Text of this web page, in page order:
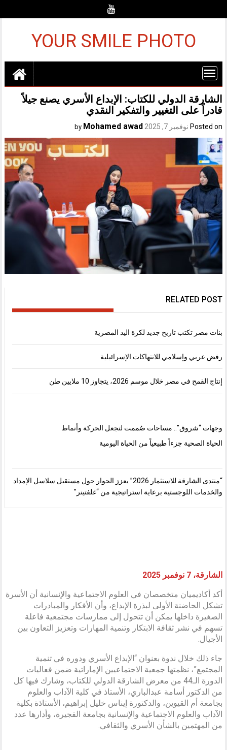
YOUR SMILE PHOTO
الشارقة الدولي للكتاب: الإبداع الأسري يصنع جيلاً
قادراً على التغيير والتفكير النقدي
Posted on نوفمبر 7, 2025 Mohamed awad
RELATED POST
بنات مصر تكتب تاريخ جديد لكرة اليد المصرية
رفض عربي وإسلامي للانتهاكات الإسرائيلية
إنتاج القمح في مصر خلال موسم 2026، يتجاوز 10 ملايين طن
وجهات “شروق”.. مساحات صُممت لتجعل الحركة وأنماط
الحياة الصحية جزءاً طبيعياً من الحياة اليومية
“منتدى الشارقة للاستثمار 2026” يعزز الحوار حول مستقبل سلاسل الإمداد
والخدمات اللوجستية برعاية استراتيجية من “غلفتينر”
الشارقة، 7 نوفمبر 2025
أكد أكاديميان متخصصان في العلوم الاجتماعية والإنسانية أن الأسرة
تشكل الحاضنة الأولى لبذرة الإبداع، وأن الأفكار والمبادرات
الصغيرة داخلها يمكن أن تتحول إلى ممارسات مجتمعية فاعلة
تسهم في نشر ثقافة الابتكار وتنمية المهارات وتعزيز التعاون بين
الأجيال.
جاء ذلك خلال ندوة بعنوان “الإبداع الأسري ودوره في تنمية
المجتمع”، نظمتها جمعية الاجتماعيين الإماراتية ضمن فعاليات
الدورة الـ44 من معرض الشارقة الدولي للكتاب، وشارك فيها كل
من الدكتور أسامة عبدالباري، الأستاذ في كلية الآداب والعلوم
بجامعة أم القيوين، والدكتورة إيناس خليل إبراهيم، الأستاذة بكلية
الآداب والعلوم الاجتماعية والإنسانية بجامعة الفجيرة، وأدارها عدد
من المهتمين بالشأن الأسري والثقافي.